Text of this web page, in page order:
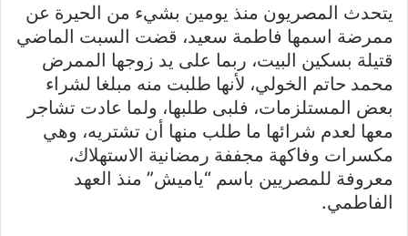
يتحدث المصريون منذ يومين بشيء من الحيرة عن
ممرضة اسمها فاطمة سعيد، قضت السبت الماضي
قتيلة بسكين البيت، ربما على يد زوجها الممرض
محمد حاتم الخولي، لأنها طلبت منه مبلغا لشراء
بعض المستلزمات، فلبى طلبها، ولما عادت تشاجر
معها لعدم شرائها ما طلب منها أن تشتريه، وهي
مكسرات وفاكهة مجففة رمضانية الاستهلاك،
معروفة للمصريين باسم “ياميش” منذ العهد
الفاطمي.